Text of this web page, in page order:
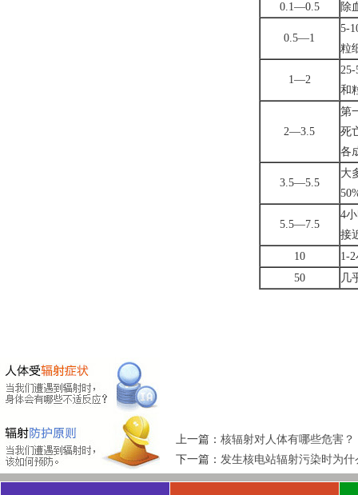
0.1—0.5
除
0.5—1
5-
粒
1—2
和
2—3.5
第
死
各
3.5—5.5
大
5.5—7.5
4
接
10
1-
50
几
上一篇： 核辐射对人体有哪些危害？
下一篇： 发生核电站辐射污染时为什